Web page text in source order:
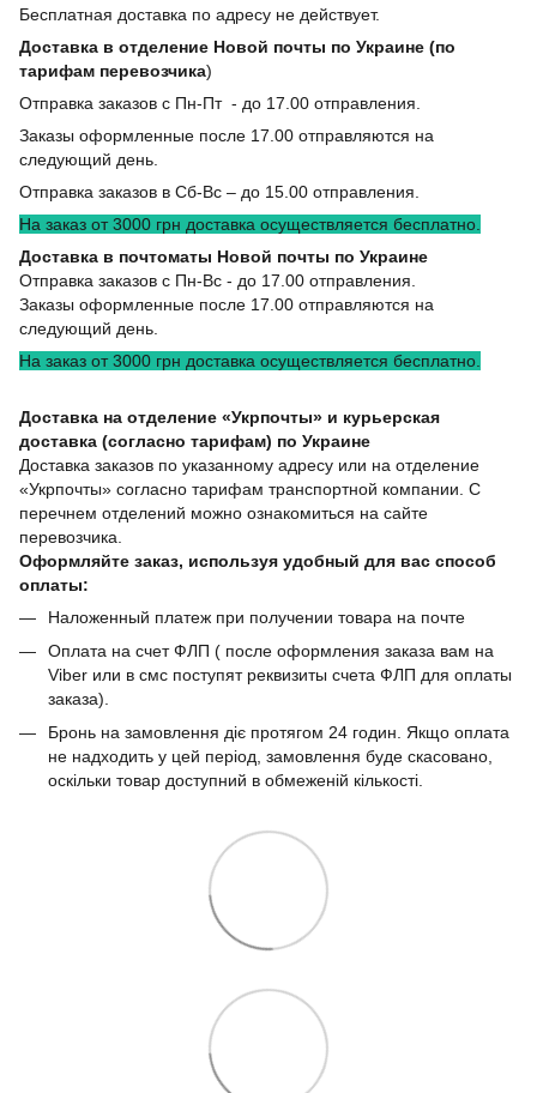
Бесплатная доставка по адресу не действует.
Доставка в отделение Новой почты по Украине (по
тарифам перевозчика)
Отправка заказов с Пн-Пт - до 17.00 отправления.
Заказы оформленные после 17.00 отправляются на
следующий день.
Отправка заказов в Сб-Вс – до 15.00 отправления.
На заказ от 3000 грн доставка осуществляется бесплатно.
Доставка в почтоматы Новой почты по Украине
Отправка заказов с Пн-Вс - до 17.00 отправления.
Заказы оформленные после 17.00 отправляются на
следующий день.
На заказ от 3000 грн доставка осуществляется бесплатно.
Доставка на отделение «Укрпочты» и курьерская
доставка (согласно тарифам) по Украине
Доставка заказов по указанному адресу или на отделение
«Укрпочты» согласно тарифам транспортной компании. С
перечнем отделений можно ознакомиться на сайте
перевозчика.
Оформляйте заказ, используя удобный для вас способ
оплаты:
Наложенный платеж при получении товара на почте
Оплата на счет ФЛП ( после оформления заказа вам на
Viber или в смс поступят реквизиты счета ФЛП для оплаты
заказа).
Бронь на замовлення діє протягом 24 годин. Якщо оплата
не надходить у цей період, замовлення буде скасовано,
оскільки товар доступний в обмеженій кількості.